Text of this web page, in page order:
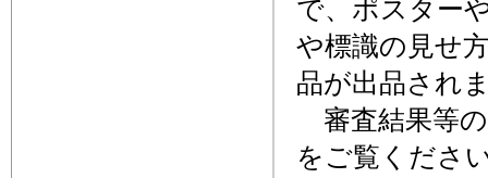
で、ポスター
や標識の見せ
品が出品され
審査結果等
をご覧くださ